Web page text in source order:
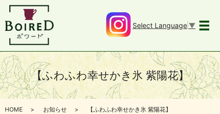
メ
Select Language ▼
【ふわふわ幸せかき氷 紫陽花】
HOME お知らせ 【ふわふわ幸せかき氷 紫陽花】